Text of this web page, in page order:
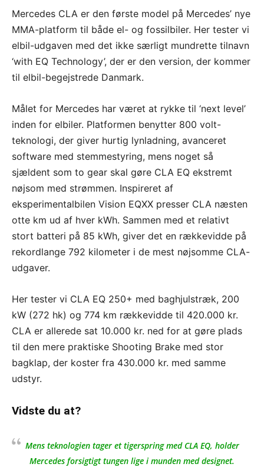
Mercedes CLA er den første model på Mercedes’ nye
MMA-platform til både el- og fossilbiler. Her tester vi
elbil-udgaven med det ikke særligt mundrette tilnavn
‘with EQ Technology’, der er den version, der kommer
til elbil-begejstrede Danmark.
Målet for Mercedes har været at rykke til ‘next level’
inden for elbiler. Platformen benytter 800 volt-
teknologi, der giver hurtig lynladning, avanceret
software med stemmestyring, mens noget så
sjældent som to gear skal gøre CLA EQ ekstremt
nøjsom med strømmen. Inspireret af
eksperimentalbilen Vision EQXX presser CLA næsten
otte km ud af hver kWh. Sammen med et relativt
stort batteri på 85 kWh, giver det en rækkevidde på
rekordlange 792 kilometer i de mest nøjsomme CLA-
udgaver.
Her tester vi CLA EQ 250+ med baghjulstræk, 200
kW (272 hk) og 774 km rækkevidde til 420.000 kr.
CLA er allerede sat 10.000 kr. ned for at gøre plads
til den mere praktiske Shooting Brake med stor
bagklap, der koster fra 430.000 kr. med samme
udstyr.
Vidste du at?
Mens teknologien tager et tigerspring med CLA EQ, holder
Mercedes forsigtigt tungen lige i munden med designet.